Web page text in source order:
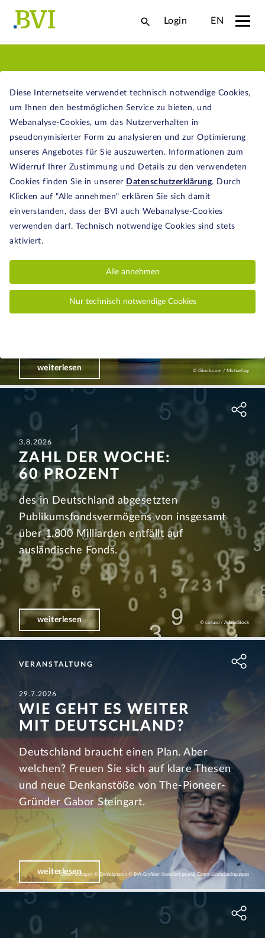
Login EN
AKTUELLES
JAHRES­BERICHT DER
OMBUDS­STELLE
Fondsgeschäft sind 2025 deutlich gesunken.
Mehr dazu lesen Sie im Jahresbericht der
Verbraucherschlichtungsstelle.
weiterlesen © iStock.com / MichaelJay
3.8.2026
ZAHL DER WOCHE:
60 PROZENT
des in Deutschland abgesetzten
Publikumsfondsvermögens von insgesamt
über 1.800 Milliarden entfällt auf
ausländische Fonds.
weiterlesen © corund / AdobeStock
VERANSTALTUNG
29.7.2026
WIE GEHT ES WEITER
MIT DEUTSCH­LAND?
Deutschland braucht einen Plan. Aber
welchen? Freuen Sie sich auf klare Thesen
und neue Denkanstöße von The-Pioneer-
Gründer Gabor Steingart.
weiterlesenGabor Steingart © Denis Ignatov © BVI-Grafiken lizenziert gemäß Canva-Lizenzbedingungen
Diese Internetseite verwendet technisch notwendige Cookies,
um Ihnen den bestmöglichen Service zu bieten, und
Webanalyse-Cookies, um das Nutzerverhalten in
pseudonymisierter Form zu analysieren und zur Optimierung
unseres Angebotes für Sie auszuwerten. Informationen zum
Widerruf Ihrer Zustimmung und Details zu den verwendeten
Cookies finden Sie in unserer Datenschutzerklärung. Durch
Klicken auf "Alle annehmen" erklären Sie sich damit
einverstanden, dass der BVI auch Webanalyse-Cookies
verwenden darf. Technisch notwendige Cookies sind stets
aktiviert.
Nur technisch notwendige Cookies
Alle annehmen